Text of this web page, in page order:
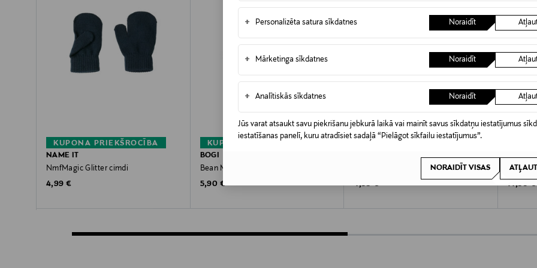
+ Personalizēta satura sīkdatnes Noraidīt
+ Mārketinga sīkdatnes Noraidīt
+ Analītiskās sīkdatnes Noraidīt
Jūs varat atsaukt savu piekrišanu jebkurā laikā vai mainīt savus sīkdatņu iestatījumus
iestatīšanas panelī, kuru atradīsiet sadaļā “Pielāgot sīkfailu iestatījumus”.
NORAIDĪT VISAS
KUPONA PRIEKŠROCĪBA
NAME IT
NmfMagic Glitter cimdi
Original Price
4,99 €
KUPONA PRIEKŠROCĪBA
BOGI
Bean Magic cimdi 2-pāri
Original Price
5,90 €
KUPONA PRIEKŠROCĪBA
NmfMagic Glitter cimdi
Original Price
4,99 €
REIMA
Original
14,90 €